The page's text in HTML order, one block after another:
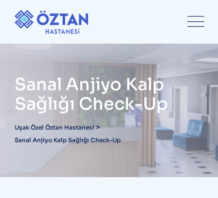
Sanal Anjiyo Kalp
Sağlığı Check-Up
Uşak Özel Öztan Hastanesi>
Sanal Anjiyo Kalp Sağlığı Check-Up